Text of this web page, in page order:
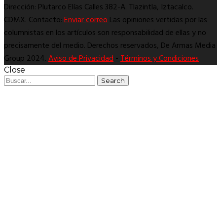
Dirección: Plutarco Elías Calles 382-A. Tlazintla, Iztacalco.
CDMX. Contacto:Enviar correoLas opiniones vertidas por las
columnistas en los artículos son responsabilidad de ellas y no
precisamente del medio. Derechos reservados, De Armas Media
Group 2024.Aviso de Privacidad-Términos y Condiciones
Close